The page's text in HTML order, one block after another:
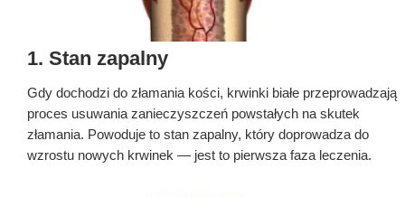
1. Stan zapalny
Gdy dochodzi do złamania kości, krwinki białe przeprowadzają
proces usuwania zanieczyszczeń powstałych na skutek
złamania. Powoduje to stan zapalny, który doprowadza do
wzrostu nowych krwinek — jest to pierwsza faza leczenia.